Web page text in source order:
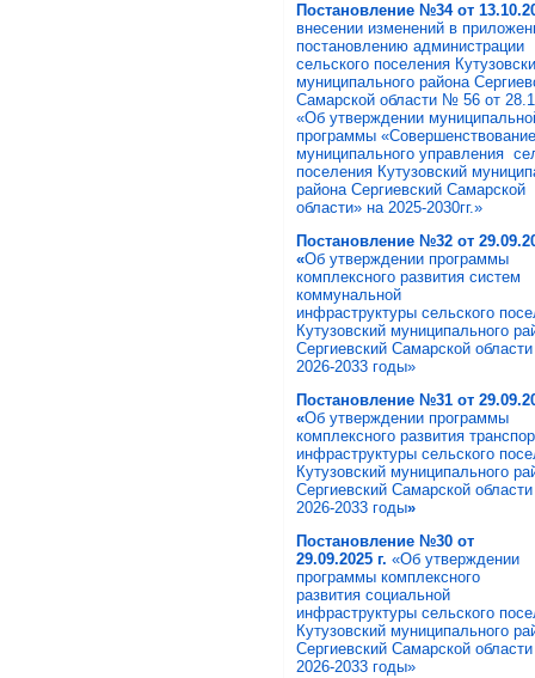
Постановление №34от 13.10
внесении изменений в
постановлению администрации
сельского поселения
муниципального района
Самарской области № 56 от
«Об утверждении
программы «Совершенствование
муниципального управления
поселения Кутузовский
района Сергиевский Самарской
области» на 2025-2030гг.»
Постановление №32 от
«Об утверждении программы
комплексного развития систем
коммунальной
инфраструктуры сельского
Кутузовский муниципального
Сергиевский Самарской
2026-2033 годы»
Постановление №31 от
«Об утверждении программы
комплексного развития
инфраструктуры сельского
Кутузовский муниципального
Сергиевский Самарской
2026-2033 годы»
Постановление №30 от
29.09.2025 г. «Об утверждении
программы комплексного
развития социальной
инфраструктуры сельского
Кутузовский муниципального
Сергиевский Самарской
2026-2033 годы»